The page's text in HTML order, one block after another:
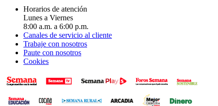
Horarios de atención
Lunes a Viernes
8:00 a.m. a 6:00 p.m.
Canales de servicio al cliente
Trabaje con nosotros
Paute con nosotros
Cookies